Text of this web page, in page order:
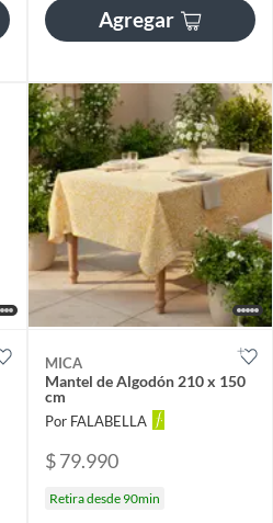
Agregar
MICA
Mantel de Algodón 210 x 150
cm
Por FALABELLA
$ 79.990
Retira desde 90min